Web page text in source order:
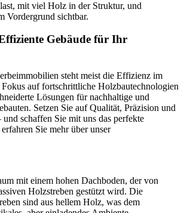
Gebäude für Ihr
steht meist die Effizienz im
auf fortschrittliche Holzbautechnologien
Lösungen für nachhaltige und
Setzen Sie auf Qualität, Präzision und
schaffen Sie mit uns das perfekte
Sie mehr über unser